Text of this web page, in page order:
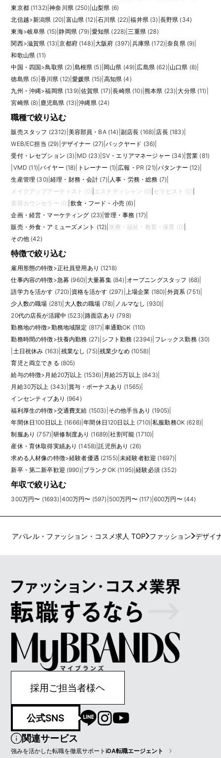
東京都 (1132) |神奈川県 (250) 山梨県 (6)
北信越>新潟県 (20) 富山県 (12) 石川県 (22) |福井県 (3) 長野県 (34)
東海>岐阜県 (15) |静岡県 (79) 愛知県 (228) 三重県 (28)
関西>滋賀県 (13) |京都府 (148) 大阪府 (397) 兵庫県 (172) |奈良県 (9)
和歌山県 (11)
中国・四国>鳥取県 (2) 島根県 (5) 岡山県 (49) 広島県 (62) 山口県 (8)
徳島県 (5) 香川県 (12) |愛媛県 (15) 高知県 (4)
九州・沖縄>福岡県 (139) |佐賀県 (17) |長崎県 (10) 熊本県 (23) |大分県 (11)
宮崎県 (8) 鹿児島県 (13) |沖縄県 (24)
職種で絞り込む
販売スタッフ (2312) 美容部員・BA (14) 副店長 (168) 店長 (183)
WEB/EC担当 (29) デザイナー (27) |バックヤード (36)
受付・レセプション (3) MD (23) SV・エリアマネージャー (34) 営業 (81)
VMD (11) |バイヤー (18) トレーナー (1) 広報・PR (21) |パタンナー (12)
生産管理 (30) |経理・財務・会計 (7) 人事・労務・総務 (7)
メイクアップアーティスト (0) エステティシャン (0) セラピスト (0)
美容カウンセラー (0) 飲食・フード・小売 (6)
企画・経営・マーケティング (23) |管理・事務 (17)
販売・外食・アミューズメント (12) 医療・福祉・教育・保育 (0)
その他 (42)
特徴で絞り込む
雇用形態の特徴>正社員登用あり (1218)
仕事内容の特徴>急募 (960) |大量募集 (84) オープニングスタッフ (68)
語学力を活かす (720) 資格を活かす (297) 上場企業 (180) 外資系 (751)
少人数の職場 (281) 大人数の職場 (78) ノルマなし (930)
20代の店長が活躍中 (523) |路面店あり (798)
勤務地の特徴>勤務地域限定 (817) 車通勤OK (110)
勤務時間の特徴>扶養内勤務 (27) シフト勤務 (2394) フレックス勤務 (30)
土日祝休み (163) 残業なし (75) |残業少なめ (1058)
育児と両立できる (805)
給与の特徴> 月給20万以上 (1536) 月給25万以上 (843)
月給30万以上 (343) 賞与・ボーナスあり (1565)
インセンティブあり (964)
福利厚生の特徴>交通費支給 (1503) その他手当あり (1905)
年間休日100日以上 (1666) |年間休日120日以上 (710) |私服勤務OK (628)
制服あり (757) |研修制度あり (1689) |社割可能 (1710)
産休・育休取得実績あり (1458) |託児所あり (26)
求める人材像の特徴>経験者優遇 (2155) |未経験者歓迎 (1697)
新卒・第二新卒歓迎 (990) ブランクOK (1195) |経験必須 (352)
年収で絞り込む
300万円〜 (1693) 400万円〜 (597) 500万円〜 (117) 600万円〜 (44)
アパレル・ファッション・コスメ求人 TOP ファッション デザイ
採用ご担当者様ヘ
公式SNS
関連サービス
強みを活かした転職を徹底サポートiDA転職エージェント